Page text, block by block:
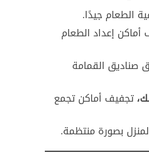
الطعام جيدًا.
إعداد الطعام
صناديق القمامة
تجفيف أماكن تجمع
بصورة منتظمة.